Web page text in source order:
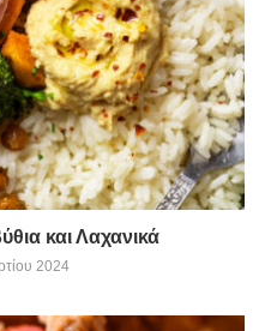
και Λαχανικά
2024